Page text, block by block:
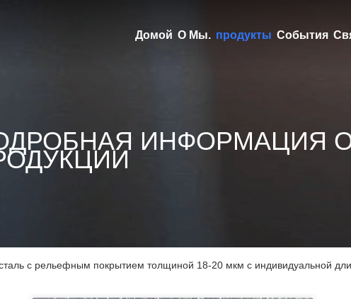
Домой О Мы. продукты События
ИНФОРМАЦИЯ
с рельефным покрытием толщиной 18-20 мкм с индивидуальной